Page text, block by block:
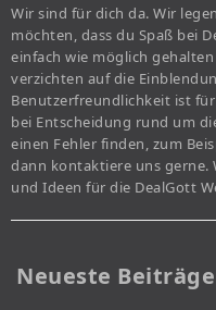
Wir sind für dich da. Wir
möchten, dass du Spaß bei
einfach wie möglich
verzichten auf die
Benutzerfreundlichkeit ist
bei Entscheidung rund um
einen Fehler finden, zum
dann kontaktiere uns gerne.
und Ideen für die DealGott
Neueste Beiträge